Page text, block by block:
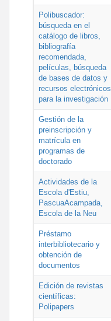
Polibuscador:
búsqueda en el
catálogo de libros,
bibliografía
recomendada,
películas, búsqueda
de bases de datos y
recursos electrónicos
para la investigación
Gestión de la
preinscripción y
matrícula en
programas de
doctorado
Actividades de la
Escola d'Estiu,
PascuaAcampada,
Escola de la Neu
Préstamo
interbibliotecario y
obtención de
documentos
Edición de revistas
científicas:
Polipapers